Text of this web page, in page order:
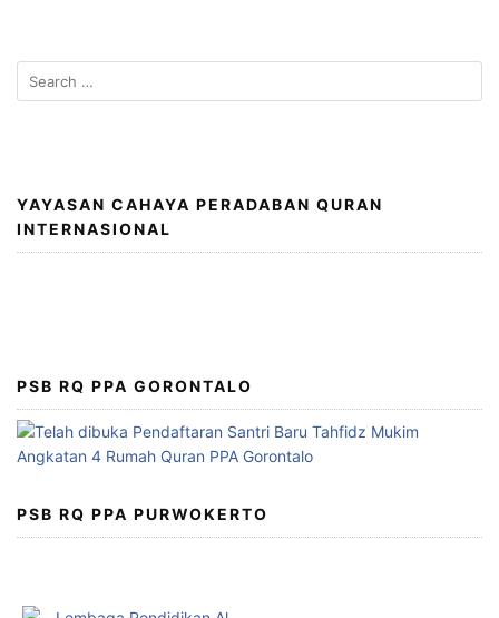
Search
for:
YAYASAN CAHAYA PERADABAN QURAN
INTERNASIONAL
PSB RQ PPA GORONTALO
PSB RQ PPA PURWOKERTO